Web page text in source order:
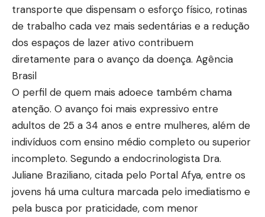
transporte que dispensam o esforço físico, rotinas
de trabalho cada vez mais sedentárias e a redução
dos espaços de lazer ativo contribuem
diretamente para o avanço da doença. Agência
Brasil
O perfil de quem mais adoece também chama
atenção. O avanço foi mais expressivo entre
adultos de 25 a 34 anos e entre mulheres, além de
indivíduos com ensino médio completo ou superior
incompleto. Segundo a endocrinologista Dra.
Juliane Braziliano, citada pelo Portal Afya, entre os
jovens há uma cultura marcada pelo imediatismo e
pela busca por praticidade, com menor